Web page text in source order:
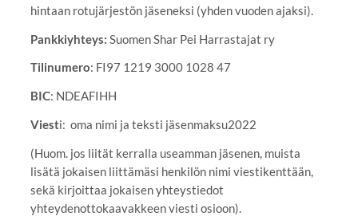
hintaan rotujärjestön jäseneksi (yhden vuoden ajaksi).
Pankkiyhteys: Suomen Shar Pei Harrastajat ry
Tilinumero: FI97 1219 3000 1028 47
BIC: NDEAFIHH
Viesti: oma nimi ja teksti jäsenmaksu2022
(Huom. jos liität kerralla useamman jäsenen, muista
lisätä jokaisen liittämäsi henkilön nimi viestikenttään,
sekä kirjoittaa jokaisen yhteystiedot
yhteydenottokaavakkeen viesti osioon).